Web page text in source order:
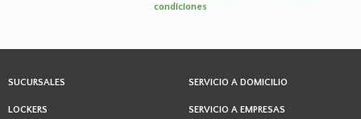
condiciones
SUCURSALES
LOCKERS
SERVICIO A DOMICILIO
SERVICIO A EMPRESAS